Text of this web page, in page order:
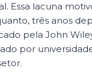
Essa lacuna
três anos
pela John
por